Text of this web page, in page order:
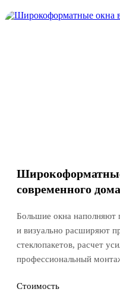
современного дома
Большие окна наполняют
и визуально расширяют
стеклопакетов, расчет
профессиональный
Стоимость